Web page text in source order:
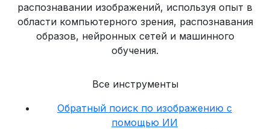
распознавании изображений, используя опыт в
области компьютерного зрения, распознавания
образов, нейронных сетей и машинного
обучения.
Все инструменты
Обратный поиск по изображению с
помощью ИИ